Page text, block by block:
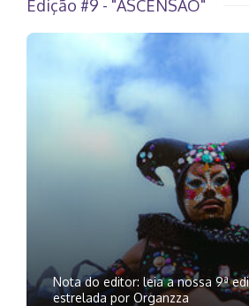
Edição #9 - "ASCENSÃO"
Nota do editor: leia a nossa 9ª
estrelada por Organzza